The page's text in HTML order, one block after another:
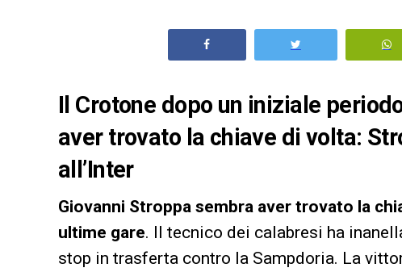
Il Crotone dopo un iniziale
aver trovato la chiave di volta:
all’Inter
Giovanni Stroppa sembra aver trovato la
ultime gare. Il tecnico dei calabresi ha
stop in trasferta contro la Sampdoria. La